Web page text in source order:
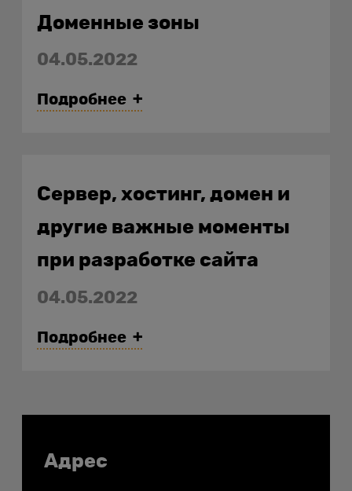
Доменные зоны
04.05.2022
Подробнее
домена
Сервер, хостинг, домен и
другие важные моменты
при разработке сайта
04.05.2022
Подробнее
Контакты
Адрес